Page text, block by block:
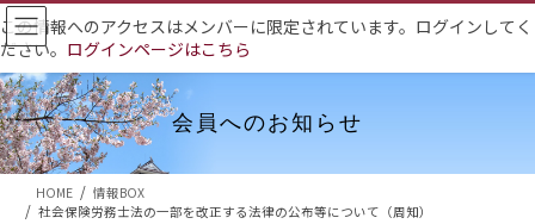
コ
ン
テ
ン
ツ
へ
ス
ナ
ビ
ゲ
ー
シ
ョ
ン
この情報へのアクセスはメンバーに限定されています。ログインしてく
ださい。 ログインページはこちら
会員へのお知らせ
HOME
情報BOX
社会保険労務士法の一部を改正する法律の公布等について（周知）